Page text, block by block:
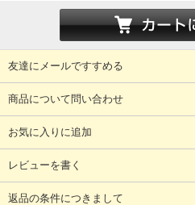
友達にメールですすめる
商品について問い合わせ
お気に入りに追加
レビューを書く
返品の条件につきまして